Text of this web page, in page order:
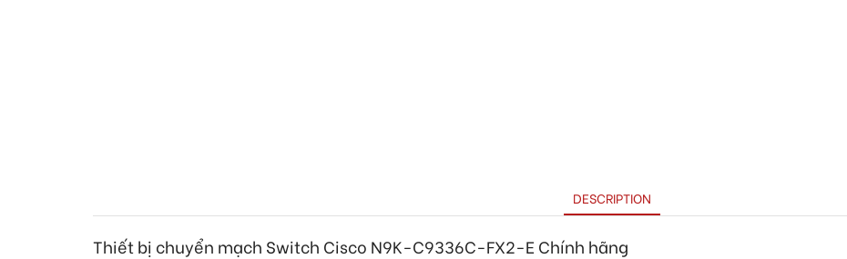
DESCRIPTION
Thiết bị chuyển mạch Switch Cisco N9K-C9336C-FX2-E Chính hãng